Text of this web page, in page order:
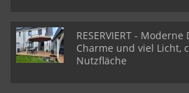
RESERVIERT -
Charme und viel Licht,
Nutzfläche